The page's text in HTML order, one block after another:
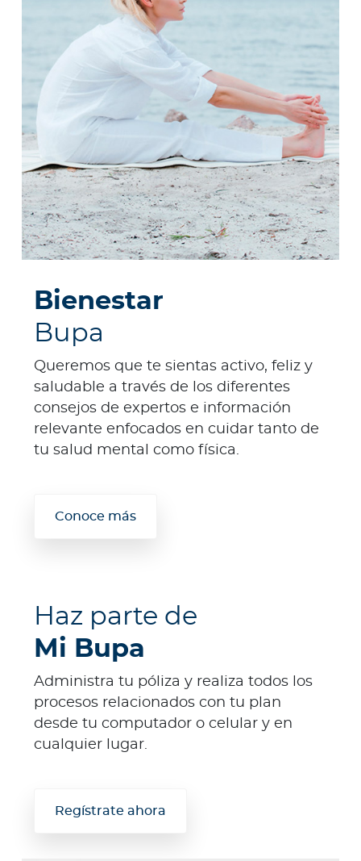
Bienestar
Bupa
Queremos que te sientas activo, feliz y
saludable a través de los diferentes
consejos de expertos e información
relevante enfocados en cuidar tanto de
tu salud mental como física.
Conoce más
Haz parte de
Mi Bupa
Administra tu póliza y realiza todos los
procesos relacionados con tu plan
desde tu computador o celular y en
cualquier lugar.
Regístrate ahora